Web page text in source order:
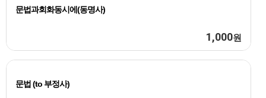
문법과회화동시에(동명사)
1,000원
문법 (to 부정사)